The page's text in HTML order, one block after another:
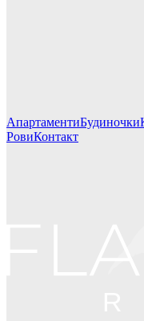
АпартаментиБудиночки
РовиКонтакт